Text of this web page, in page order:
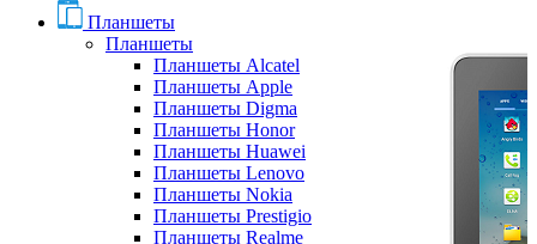
Планшеты
Планшеты
Планшеты Alcatel
Планшеты Apple
Планшеты Digma
Планшеты Honor
Планшеты Huawei
Планшеты Lenovo
Планшеты Nokia
Планшеты Prestigio
Планшеты Realme